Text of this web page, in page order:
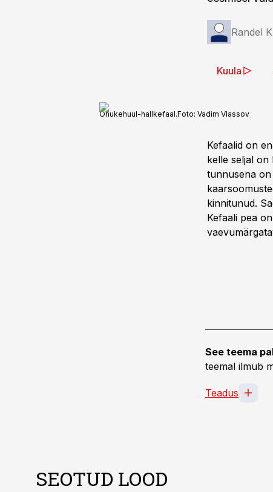
Randel
Kuula
Õhukehuul-hallkefaal.Foto: Vadim Vlassov
Kefaalid on
kelle seljal on
tunnusena on
kinnitunud.
Kefaali pea
See teema
teemal ilmub
Teadus
SEOTUD LOOD